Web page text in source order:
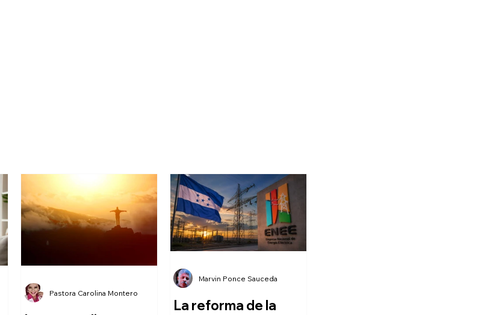
Pastora Carolina Montero
La reforma de la
Marvin Ponce Sauceda